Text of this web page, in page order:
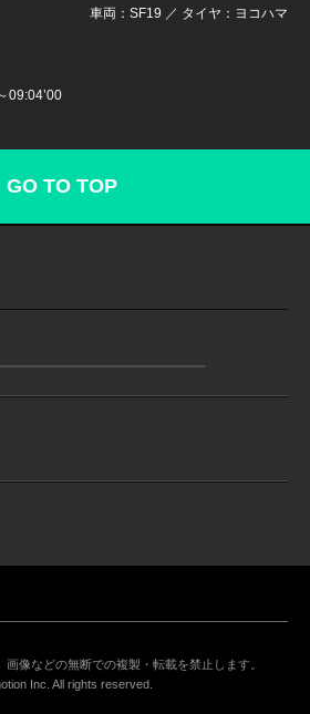
車両：SF19 ／ タイヤ：ヨコハマ
09:04’00
GO TO TOP
像などの無断での複製・転載を禁止します。
Inc. All rights reserved.